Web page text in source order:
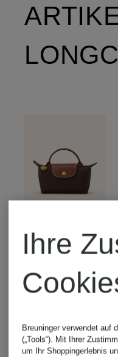
LONGCHAMP
LE
Ihre
Breuninger verwendet auf
(„Tools“). Mit Ihrer
um Ihr Shoppingerlebnis